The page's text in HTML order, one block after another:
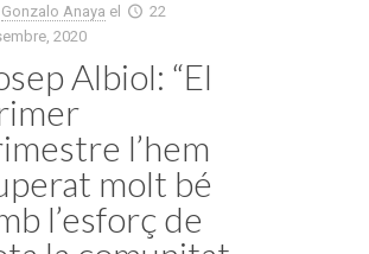
Gonzalo Anaya el
22
2020
Albiol: “El
l’hem
molt bé
l’esforç de